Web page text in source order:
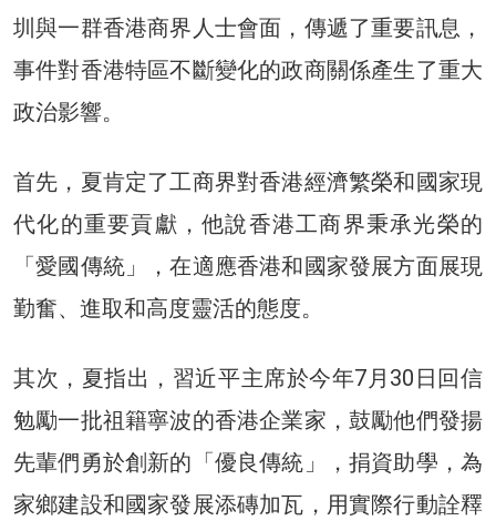
圳與一群香港商界人士會面，傳遞了重要訊息，
事件對香港特區不斷變化的政商關係產生了重大
政治影響。
首先，夏肯定了工商界對香港經濟繁榮和國家現
代化的重要貢獻，他說香港工商界秉承光榮的
「愛國傳統」，在適應香港和國家發展方面展現
勤奮、進取和高度靈活的態度。
其次，夏指出，習近平主席於今年7月30日回信
勉勵一批祖籍寧波的香港企業家，鼓勵他們發揚
先輩們勇於創新的「優良傳統」，捐資助學，為
家鄉建設和國家發展添磚加瓦，用實際行動詮釋